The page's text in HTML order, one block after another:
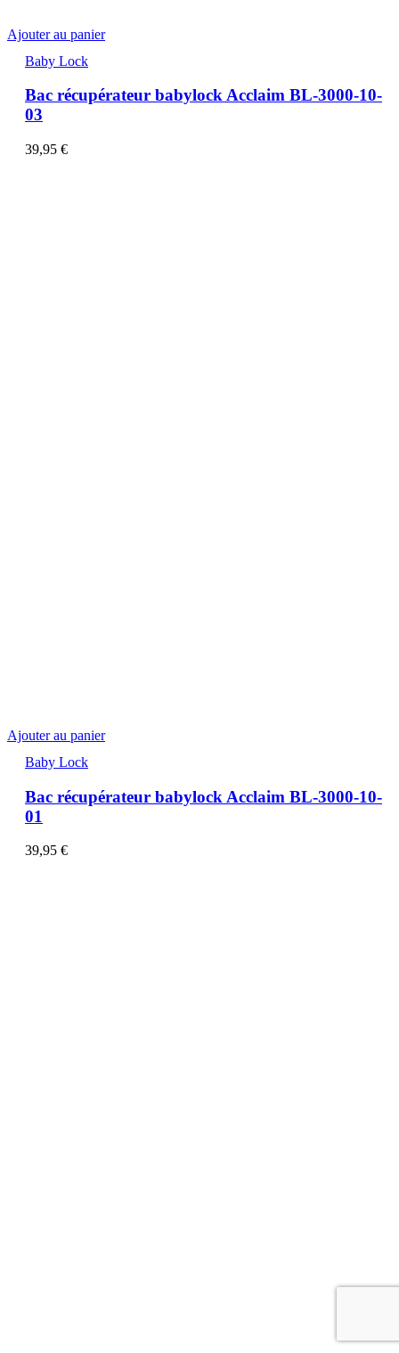
Ajouter au panier
Baby Lock
Bac récupérateur babylock Acclaim BL-3000-10-
03
39,95 €
Ajouter au panier
Baby Lock
Bac récupérateur babylock Acclaim BL-3000-10-
01
39,95 €